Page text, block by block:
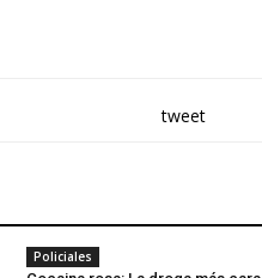
tweet
Policiales